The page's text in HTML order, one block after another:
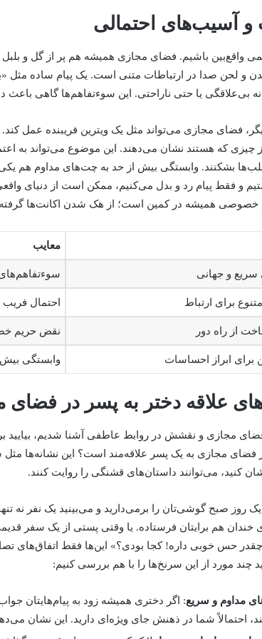
و آسیب‌های احتمالی
کمی واقع‌بین باشیم. فضای مجازی همیشه هم پر از گل و
بدن و لحن صدا در ارتباطات متنی است. یک پیام ساده
بی‌علاقگی یا حتی ناراحتی. این سوءتفاهم‌ها گاهی
فضای مجازی می‌تواند مثل یک ویترین فریبنده عمل
چیزی که هستند نشان می‌دهند. این موضوع می‌تواند به
بشکنند. وابستگی بیش از حد به چت‌های مداوم هم
و فقط پیام رد و بدل می‌کنیم، ممکن است از دنیای
همیشه در کمین است؛ از هک شدن اکانت‌ها
معایب
و جهانی
برای ارتباط احتمال
از راه دور نقض حریم
برای ابراز احساسات وابستگی
علاقه دختر به پسر در فضای
فضای مجازی و نقشش در روابط عاطفی آشنا شدیم، بیایید
فضای مجازی به یک پسر علاقه‌مند است؟ این نشانه‌ها
کنید، می‌توانند داستان‌های قشنگی را روایت کنند.
روز صبح گوشی‌تان را برمی‌دارید و می‌بینید یک نفر نه تنها
خندان هم برایتان فرستاده. یا وقتی پستی از یک سفر
حس خوبی داره! کجا بودی؟» این‌ها فقط اتفاق‌های
چند مورد از این سرنخ‌ها را با هم بررسی کنیم:
مداوم و سریع: اگر دختری همیشه زود به پیام‌هایتان
احتمالاً شما در ذهنش جای ویژه‌ای دارید. این نشان